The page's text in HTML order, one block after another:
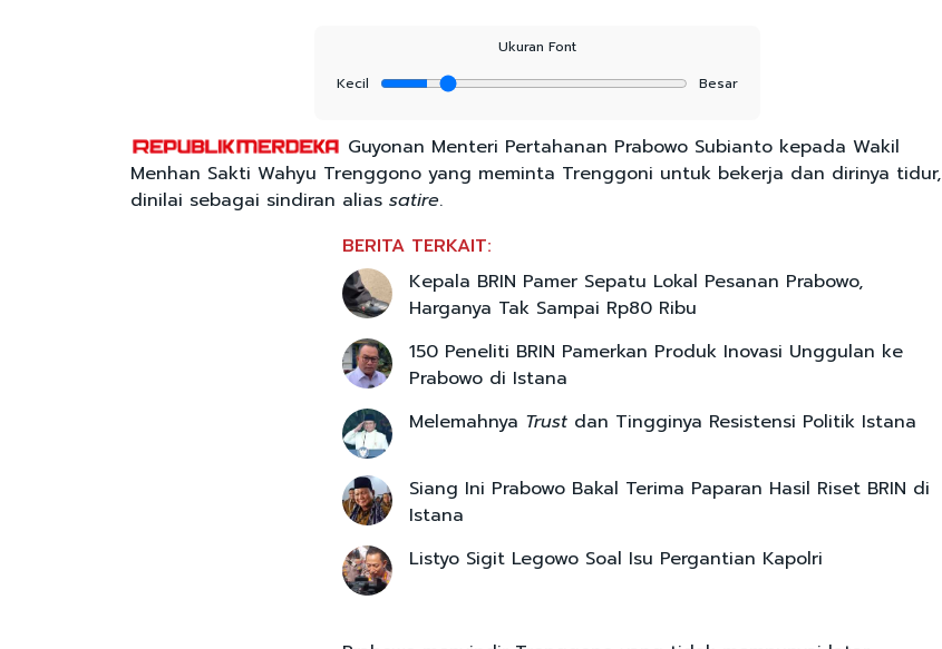
Ukuran Font
Kecil
Besar
Guyonan Menteri Pertahanan Prabowo Subianto kepada Wakil
Menhan Sakti Wahyu Trenggono yang meminta Trenggoni untuk bekerja dan dirinya tidur,
dinilai sebagai sindiran alias satire.
BERITA TERKAIT:
Kepala BRIN Pamer Sepatu Lokal Pesanan Prabowo,
Harganya Tak Sampai Rp80 Ribu
150 Peneliti BRIN Pamerkan Produk Inovasi Unggulan ke
Prabowo di Istana
Melemahnya Trust dan Tingginya Resistensi Politik Istana
Siang Ini Prabowo Bakal Terima Paparan Hasil Riset BRIN di
Istana
Listyo Sigit Legowo Soal Isu Pergantian Kapolri